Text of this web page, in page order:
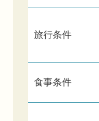
旅行条件
食事条件